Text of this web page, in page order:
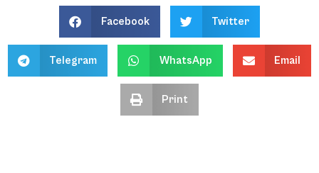
Facebook Twitter
Telegram WhatsApp Email
Print